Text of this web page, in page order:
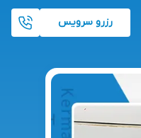
رزرو سرویس